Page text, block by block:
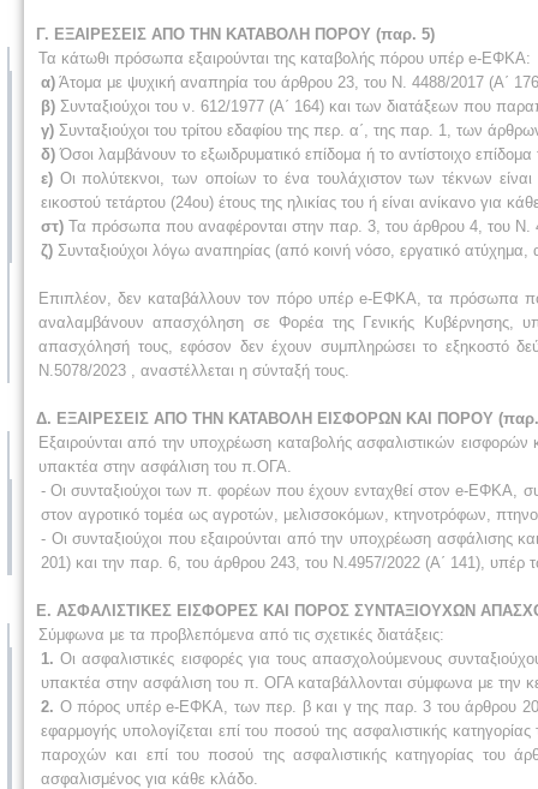
Γ. ΕΞΑΙΡΕΣΕΙΣ ΑΠΟ ΤΗΝ ΚΑΤΑΒΟΛΗ ΠΟΡΟΥ (παρ. 5)
Τα κάτωθι πρόσωπα εξαιρούνται της καταβολής πόρου υπέρ e-ΕΦΚΑ:
α) Άτομα με ψυχική αναπηρία του άρθρου 23, του Ν. 4488/2017 (Α΄
β) Συνταξιούχοι του ν. 612/1977 (Α΄ 164) και των διατάξεων που
γ) Συνταξιούχοι του τρίτου εδαφίου της περ. α΄, της παρ. 1, των
δ) Όσοι λαμβάνουν το εξωιδρυματικό επίδομα ή το αντίστοιχο
ε) Οι πολύτεκνοι, των οποίων το ένα τουλάχιστον των τέκνων
εικοστού τετάρτου (24ου) έτους της ηλικίας του ή είναι ανίκανο για
στ) Τα πρόσωπα που αναφέρονται στην παρ. 3, του άρθρου 4, του Ν.
ζ) Συνταξιούχοι λόγω αναπηρίας (από κοινή νόσο, εργατικό
Επιπλέον, δεν καταβάλλουν τον πόρο υπέρ e-ΕΦΚΑ, τα πρόσωπα που
αναλαμβάνουν απασχόληση σε Φορέα της Γενικής Κυβέρνησης,
απασχόλησή τους, εφόσον δεν έχουν συμπληρώσει το εξηκοστό
Ν.5078/2023 , αναστέλλεται η σύνταξή τους.
Δ. ΕΞΑΙΡΕΣΕΙΣ ΑΠΟ ΤΗΝ ΚΑΤΑΒΟΛΗ ΕΙΣΦΟΡΩΝ ΚΑΙ ΠΟΡΟΥ
Εξαιρούνται από την υποχρέωση καταβολής ασφαλιστικών
υπακτέα στην ασφάλιση του π.ΟΓΑ.
- Οι συνταξιούχοι των π. φορέων που έχουν ενταχθεί στον e-ΕΦΚΑ,
στον αγροτικό τομέα ως αγροτών, μελισσοκόμων, κτηνοτρόφων,
- Οι συνταξιούχοι που εξαιρούνται από την υποχρέωση
201) και την παρ. 6, του άρθρου 243, του Ν.4957/2022 (Α΄ 141), υπέρ
Ε. ΑΣΦΑΛΙΣΤΙΚΕΣ ΕΙΣΦΟΡΕΣ ΚΑΙ ΠΟΡΟΣ ΣΥΝΤΑΞΙΟΥΧΩΝ
Σύμφωνα με τα προβλεπόμενα από τις σχετικές διατάξεις:
1. Οι ασφαλιστικές εισφορές για τους απασχολούμενους
υπακτέα στην ασφάλιση του π. ΟΓΑ καταβάλλονται σύμφωνα με την
2. Ο πόρος υπέρ e-ΕΦΚΑ, των περ. β και γ της παρ. 3 του άρθρου 20
εφαρμογής υπολογίζεται επί του ποσού της ασφαλιστικής
παροχών και επί του ποσού της ασφαλιστικής κατηγορίας του
ασφαλισμένος για κάθε κλάδο.